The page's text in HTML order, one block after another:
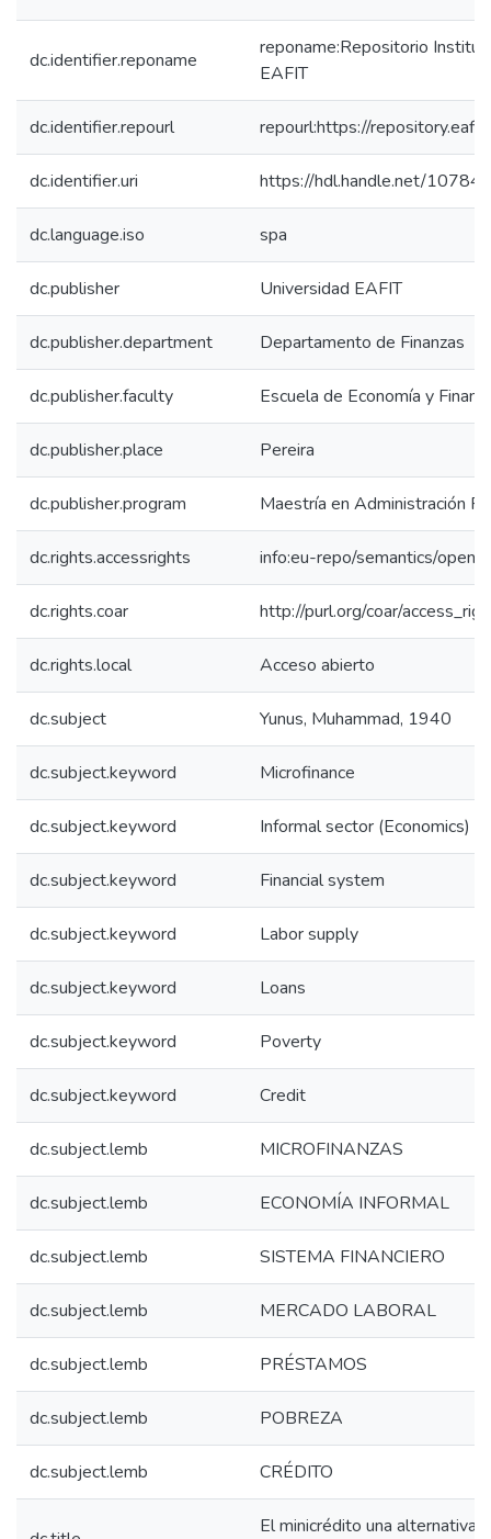
dc.identifier.reponame
reponame:Repositorio
EAFIT
dc.identifier.repourl repourl:https://
dc.identifier.uri https://hdl.handle.net/
dc.language.iso spa
dc.publisher Universidad EAFIT
dc.publisher.department Departamento de Finanzas
dc.publisher.faculty Escuela de Economía y
dc.publisher.place Pereira
dc.publisher.program Maestría en Administración
dc.rights.accessrights info:eu-repo/semantics/
dc.rights.coar http://purl.org/coar/
dc.rights.local Acceso abierto
dc.subject Yunus, Muhammad, 1940
dc.subject.keyword Microfinance
dc.subject.keyword Informal sector (Economics)
dc.subject.keyword Financial system
dc.subject.keyword Labor supply
dc.subject.keyword Loans
dc.subject.keyword Poverty
dc.subject.keyword Credit
dc.subject.lemb MICROFINANZAS
dc.subject.lemb ECONOMÍA INFORMAL
dc.subject.lemb SISTEMA FINANCIERO
dc.subject.lemb MERCADO LABORAL
dc.subject.lemb PRÉSTAMOS
dc.subject.lemb POBREZA
dc.subject.lemb CRÉDITO
El minicrédito una alternativa